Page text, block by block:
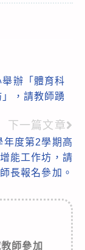
辦「體育科
，請教師踴
下一篇文章
度第2學期高
能工作坊，請
師長報名參加。
師參加